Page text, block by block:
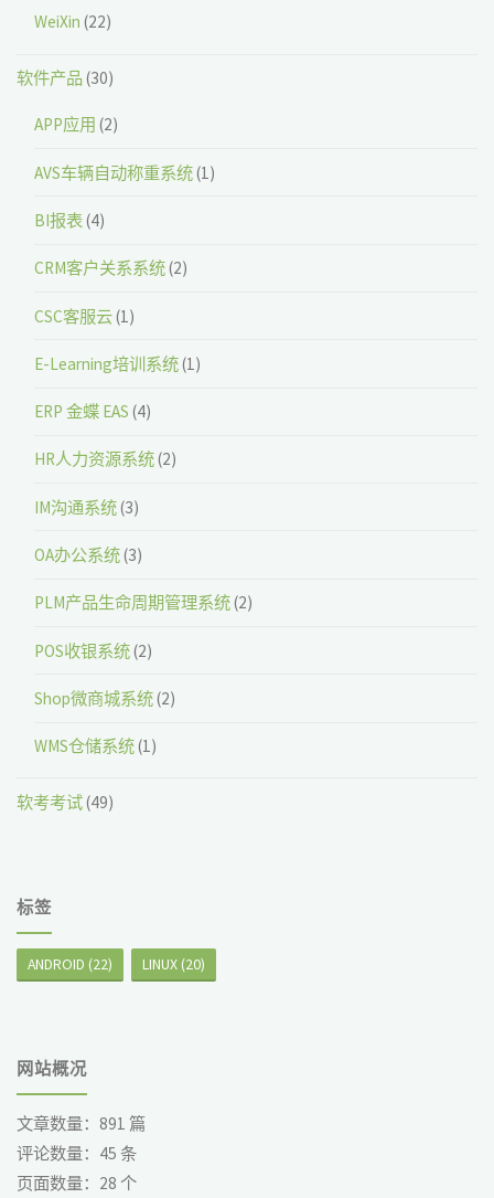
WeiXin (22)
软件产品(30)
APP应用 (2)
AVS车辆自动称重系统(1)
BI报表(4)
CRM客户关系系统(2)
CSC客服云(1)
E-Learning培训系统(1)
ERP 金蝶 EAS (4)
HR人力资源系统(2)
IM沟通系统(3)
OA办公系统(3)
PLM产品生命周期管理系统(2)
POS收银系统(2)
Shop微商城系统(2)
WMS仓储系统(1)
软考考试(49)
标签
ANDROID (22) LINUX (20)
网站概况
文章数量：891 篇
评论数量： 45 条
页面数量： 28 个